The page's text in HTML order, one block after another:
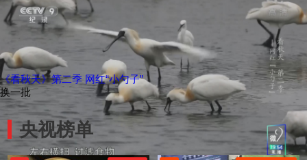
《看秋天》第二季 网红“小勺子”
换一批
央视榜单